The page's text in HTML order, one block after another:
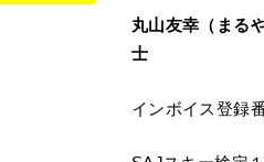
丸山友幸（まる
士
インボイス登録